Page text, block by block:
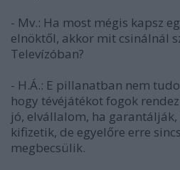
- Mv.: Ha most mégis kapsz
elnöktől, akkor mit csinálnál
Televízóban?
- H.Á.: E pillanatban nem
hogy tévéjátékot fogok
jó, elvállalom, ha
kifizetik, de egyelőre erre
megbecsülik.